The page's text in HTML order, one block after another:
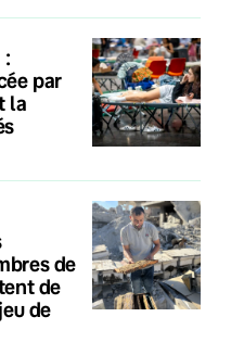
:
par
la
de
de
de